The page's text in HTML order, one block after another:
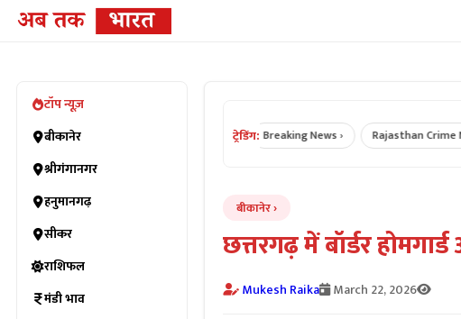
टॉप न्यूज़
बीकानेर
श्रीगंगानगर
हनुमानगढ़
सीकर
राशिफल
मंडी भाव
ट्रेडिंग:
Bikaner News › Breaking News › Rajasthan Crime
बीकानेर
छत्तरगढ़ में बॉर्डर
Mukesh Raika March 22, 2026